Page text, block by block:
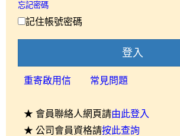
忘記密碼
記住帳號密碼
登入
重寄啟用信 常見問題
★ 會員聯絡人網頁請由此登入
★ 公司會員資格請按此查詢